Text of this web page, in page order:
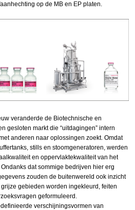
op de MB en EP platen.
veranderde de Biotechnische en
gesloten markt die “uitdagingen” intern
anderen naar oplossingen zoekt. Omdat
stills en stoomgeneratoren, werden
en oppervlaktekwaliteit van het
dat sommige bedrijven hier erg
zouden de buitenwereld ook inzicht
gebieden worden ingekleurd, feiten
geformuleerd.
verschijningsvormen van